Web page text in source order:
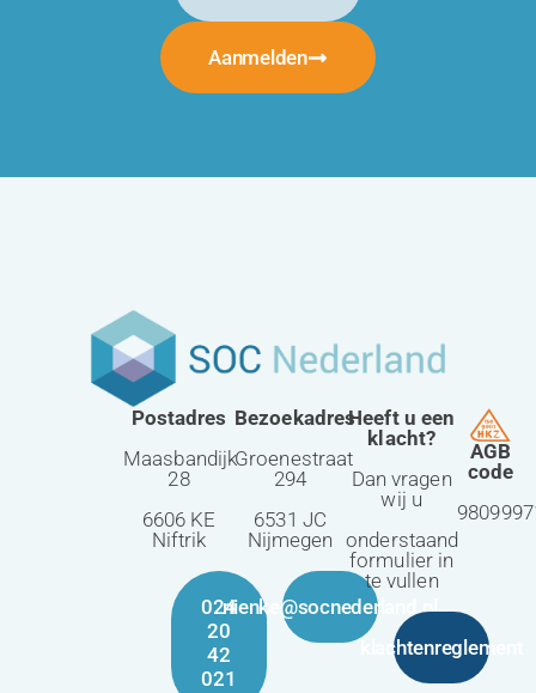
Aanmelden
Postadres
Maasbandijk
28
6606 KE
Niftrik
024
20
42
021
Bezoekadres
Groenestraat
294
6531 JC
Nijmegen
nienke@socnederland.nl
Heeft u een
klacht?
Dan vragen
wij u
onderstaand
formulier in
te vullen
klachtenreglement
AGB
code